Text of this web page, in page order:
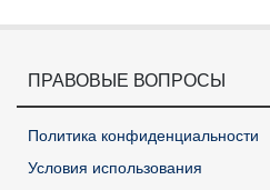
ПРАВОВЫЕ ВОПРОСЫ
Политика конфиденциальности
Условия использования